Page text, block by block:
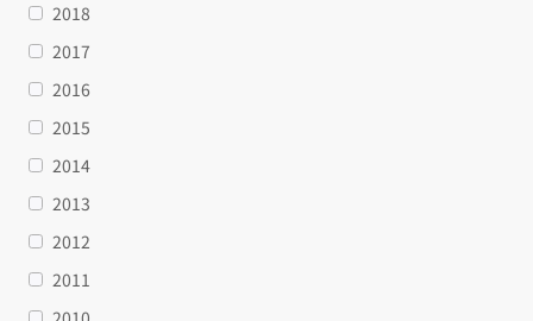
2018
2017
2016
2015
2014
2013
2012
2011